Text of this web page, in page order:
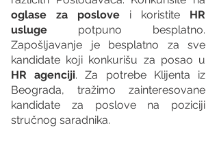
oglase za poslove i koristite HR
usluge potpuno besplatno.
Zapošljavanje je besplatno za sve
HR agenciji. Za potrebe Klijenta iz
Beograda, tražimo zainteresovane
kandidate za poslove na poziciji
stručnog saradnika.